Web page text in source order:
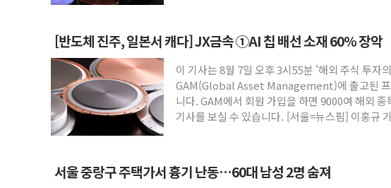
[반도체 진주, 일본서 캐다] JX금속 ①AI 칩 배선 소재 60% 장악
이 기사는 8월 7일 오후 3시55분 '해외 주식 투자
GAM(Global Asset Management)에 출고된 프
니다. GAM에서 회원 가입을 하면 9000여 해외 종
기사를 보실 수 있습니다. [서울=뉴스핌] 이홍규
서울 중랑구 주택가서 흉기 난동…60대 남성 2명 숨져